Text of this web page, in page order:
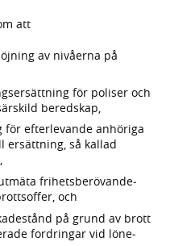
att
av nivåerna på
för poliser och
beredskap,
efter­levande anhöriga
ersättning, så kallad
frihets­berövande­
och
på grund av brott
fordringar vid löne­